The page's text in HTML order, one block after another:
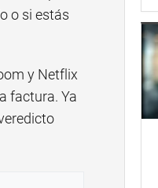
o si estás
y Netflix
factura. Ya